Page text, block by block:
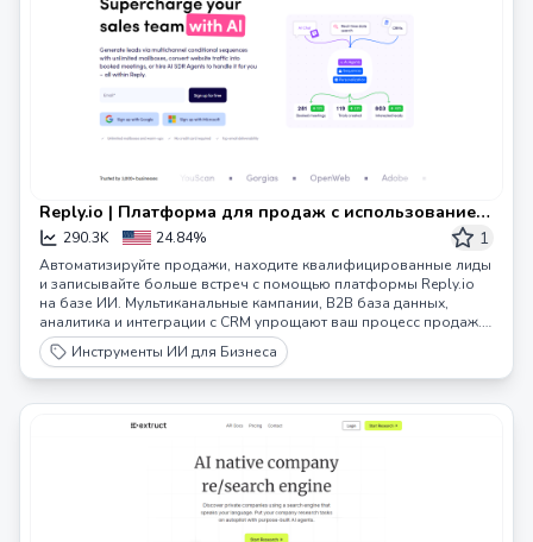
Reply.io | Платформа для продаж с использованием
ИИ и холодных email-рассылок
290.3K 24.84% 1
Автоматизируйте продажи, находите квалифицированные лиды
и записывайте больше встреч с помощью платформы Reply.io
на базе ИИ. Мультиканальные кампании, B2B база данных,
аналитика и интеграции с CRM упрощают ваш процесс продаж.
Попробуйте бесплатно!
Инструменты ИИ для Бизнеса